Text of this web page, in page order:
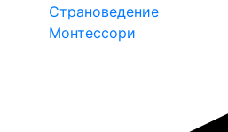
Страноведение
Монтессори